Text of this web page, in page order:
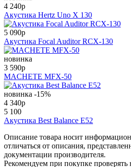
4 240p
Акустика Hertz Uno X 130
5 090p
Акустика Focal Auditor RCX-130
новинка
3 590p
MACHETE MFX-50
новинка -15%
4 340p
5 100
Акустика Best Balance E52
Описание товара носит
отличаться от описания,
документации производителя.
Рекомендуем при покупке